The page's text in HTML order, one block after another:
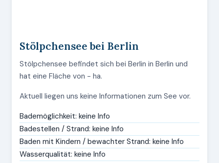
Stölpchensee bei Berlin
Stölpchensee befindet sich bei Berlin in Berlin und
hat eine Fläche von - ha.
Aktuell liegen uns keine Informationen zum See vor.
Bademöglichkeit: keine Info
Badestellen / Strand: keine Info
Baden mit Kindern / bewachter Strand: keine Info
Wasserqualität: keine Info